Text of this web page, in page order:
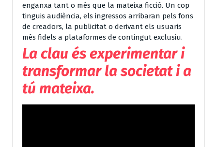
enganxa tant o més que la mateixa ficció. Un cop
tinguis audiència, els ingressos arribaran pels fons
de creadors, la publicitat o derivant els usuaris
més fidels a plataformes de contingut exclusiu.
La clau és experimentar i
transformar la societat i a
tú mateixa.